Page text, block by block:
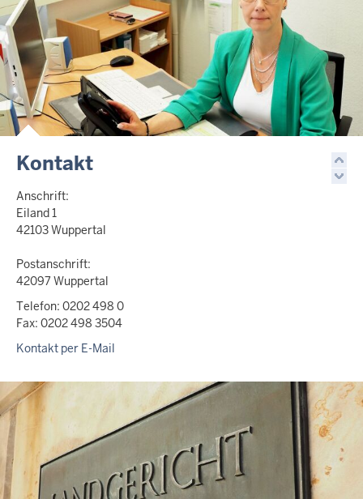
Kontakt
Anschrift:
Eiland 1
42103 Wuppertal
Postanschrift:
42097 Wuppertal
Telefon: 0202 498 0
Fax: 0202 498 3504
Kontakt per E-Mail